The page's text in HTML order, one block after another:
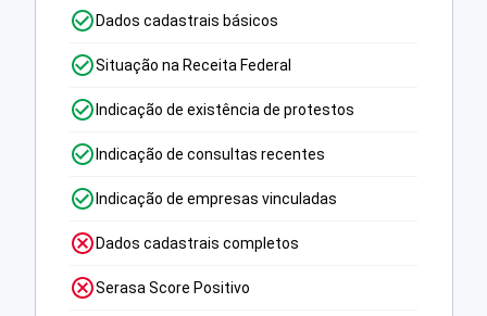
Dados cadastrais básicos
Situação na Receita Federal
Indicação de existência de protestos
Indicação de consultas recentes
Indicação de empresas vinculadas
Dados cadastrais completos
Serasa Score Positivo